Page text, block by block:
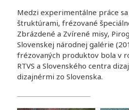
Medzi experimentálne práce
štruktúrami, frézované
Zbrázdené a Zvírené misy,
Slovenskej národnej galérie
frézovaných produktov bola v
RTVS a Slovenského centra
dizajnérmi zo Slovenska.